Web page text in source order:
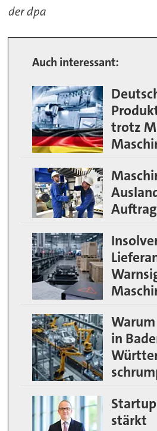
der dpa
Auch interessant:
trotz
in
stärkt